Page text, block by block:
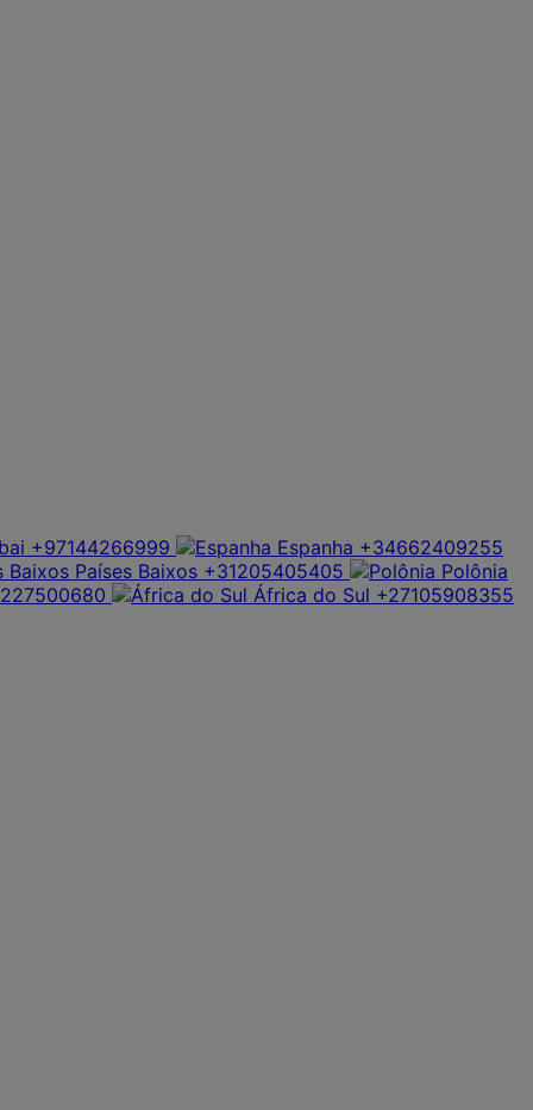
+97144266999 Espanha +34662409255
Países Baixos +31205405405
Polônia
África do Sul +27105908355